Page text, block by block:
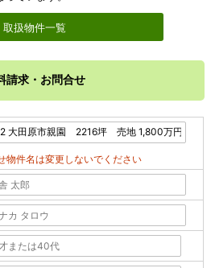
取扱物件一覧
請求・お問合せ
物件名は変更しないでください